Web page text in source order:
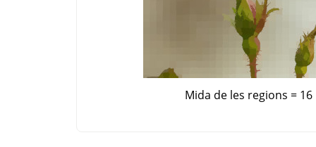
Mida de les regions = 16